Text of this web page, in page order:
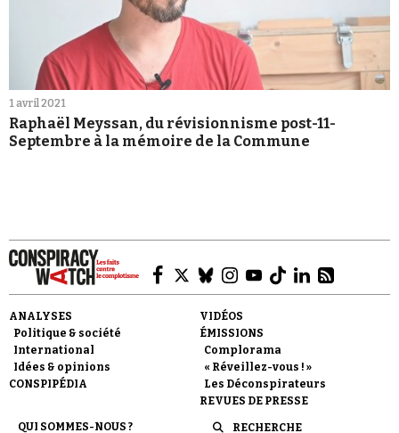
1 avril 2021
Raphaël Meyssan, du révisionnisme post-11-
Septembre à la mémoire de la Commune
ANALYSES
Politique & société
International
Idées & opinions
CONSPIPÉDIA
VIDÉOS
ÉMISSIONS
Complorama
« Réveillez-vous ! »
Les Déconspirateurs
REVUES DE PRESSE
QUI SOMMES-NOUS ? RECHERCHE